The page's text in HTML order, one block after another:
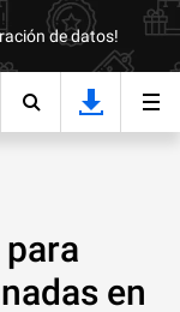
de datos!
en